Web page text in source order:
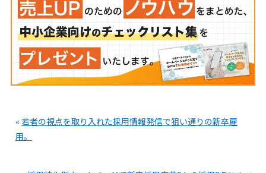
«若者の視点を取り入れた採用情報発信で狙い通りの新卒雇
用。